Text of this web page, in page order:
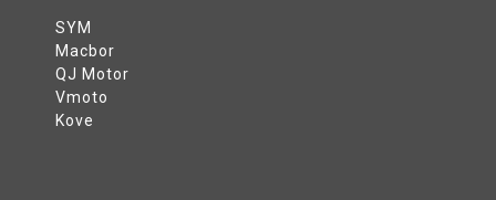
SYM
Macbor
QJ Motor
Vmoto
Kove